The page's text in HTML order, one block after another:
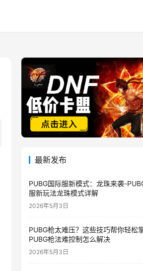
最新发布
PUBG国际服新模式：龙珠来袭-
服新玩法龙珠模式详解
2026年5月3日
PUBG枪太难压？这些技巧帮你轻松
PUBG枪法难控制怎么解决
2026年5月3日